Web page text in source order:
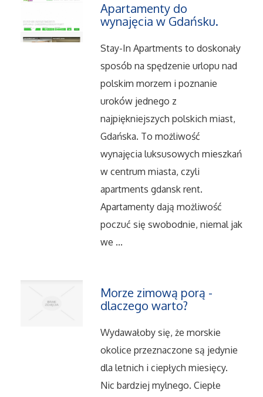
Wynajem
Usługi Motoryzacyjne
Salony, Komisy
Materiały Promocyjne
Agencje Reklamowe
Materiały Reklamowe
Ćwiczenia
Imprezy Integracyjne
Zajęcia Sportowe i Rekreacyjne
Serwis
Informatyczne
Apartamenty do
wynajęcia w Gdańsku.
Stay-In Apartments to doskonały
sposób na spędzenie urlopu nad
polskim morzem i poznanie
uroków jednego z
najpiękniejszych polskich miast,
Gdańska. To możliwość
wynajęcia luksusowych mieszkań
w centrum miasta, czyli
apartments gdansk rent.
Apartamenty dają możliwość
poczuć się swobodnie, niemal jak
we ...
Morze zimową porą -
dlaczego warto?
Wydawałoby się, że morskie
okolice przeznaczone są jedynie
dla letnich i ciepłych miesięcy.
Nic bardziej mylnego. Ciepłe